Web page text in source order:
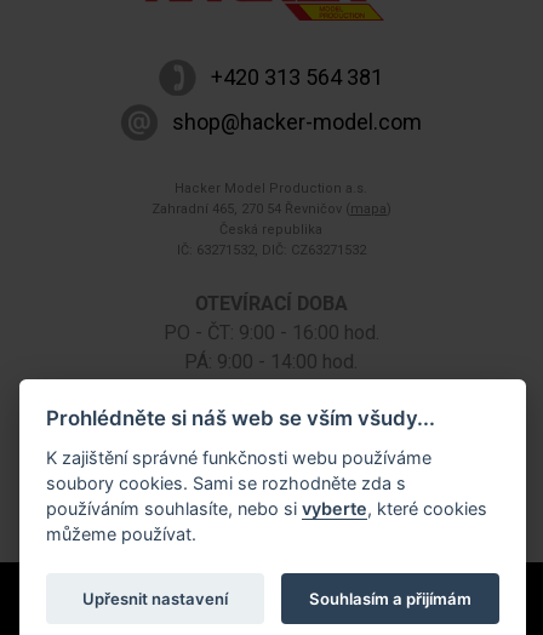
+420 313 564 381
shop@hacker-model.com
Hacker Model Production a.s.
Zahradní 465, 270 54 Řevničov ( mapa )
Česká republika
IČ: 63271532, DIČ: CZ63271532
OTEVÍRACÍ DOBA
PO - ČT: 9:00 - 16:00 hod.
PÁ: 9:00 - 14:00 hod.
Všechna práva vyhrazena © 2026 Hacker Model Production a.s. |Cookies
Tvorba systému:
InGenius Webdesign
Prohlédněte si náš web se vším všudy...
K zajištění správné funkčnosti webu používáme
soubory cookies. Sami se rozhodněte zda s
používáním souhlasíte, nebo sivyberte, které cookies
můžeme používat.
Souhlasím a přijímám
Upřesnit nastavení